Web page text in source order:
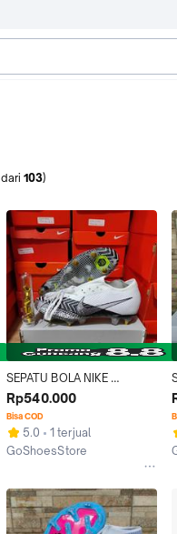
dari 103)
SEPATU BOLA NIKE
MERCURIAL VAPOR13 ELITE
PUTIH HITAM ANTICLOG
Rp540.000
Bisa COD
5.0
1 terjual
GoShoesStore